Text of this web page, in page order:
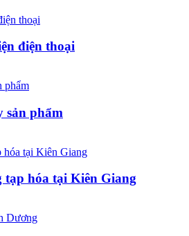
điện thoại
sản phẩm
tạp hóa tại Kiên Giang